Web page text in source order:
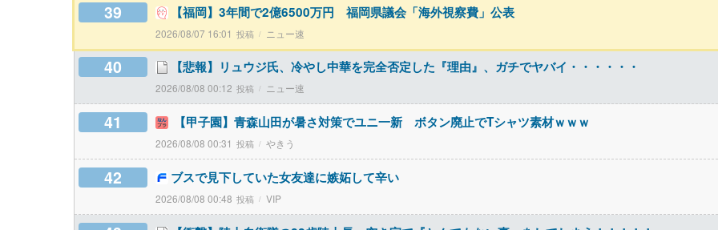
39 【福岡】3年間で2億6500万円 福岡県議会「海外視察費」公表
2026/08/07 16:01 ニュー速
40 【悲報】リュウジ氏、冷やし中華を完全否定した『理由』、ガチでヤバイ・・・・・・
2026/08/08 00:12 ニュー速
41 【甲子園】青森山田が暑さ対策でユニ一新 ボタン廃止でTシャツ素材ｗｗｗ
2026/08/08 00:31 やきう
42 ブスで見下していた女友達に嫉妬して辛い
2026/08/08 00:48 VIP